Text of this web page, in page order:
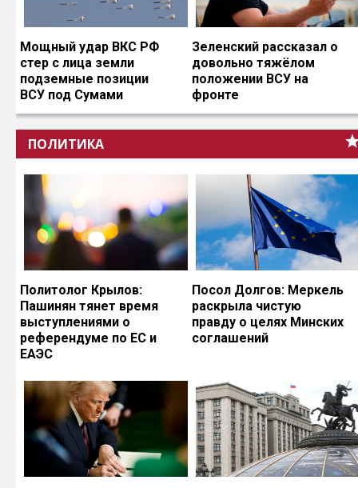
Мощный удар ВКС РФ
стер с лица земли
подземные позиции
ВСУ под Сумами
Зеленский рассказал о
довольно тяжёлом
положении ВСУ на
фронте
ПОЛИТИКА
Политолог Крылов:
Пашинян тянет время
выступлениями о
референдуме по ЕС и
ЕАЭС
Посол Долгов: Меркель
раскрыла чистую
правду о целях Минских
соглашений